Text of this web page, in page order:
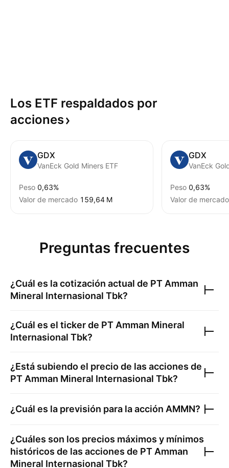
Los ETF respaldados por
acciones
GDX
VanEck Gold Miners ETF
Peso 0,63%
Valor de mercado ‪159,64 M‬
GDX
Peso 0,63%
Valor de mercado
Preguntas frecuentes
¿Cuál es la cotización actual de PT Amman
Mineral Internasional Tbk?
¿Cuál es el ticker de PT Amman Mineral
Internasional Tbk?
¿Está subiendo el precio de las acciones de
PT Amman Mineral Internasional Tbk?
¿Cuál es la previsión para la acción AMMN?
¿Cuáles son los precios máximos y mínimos
históricos de las acciones de PT Amman
Mineral Internasional Tbk?